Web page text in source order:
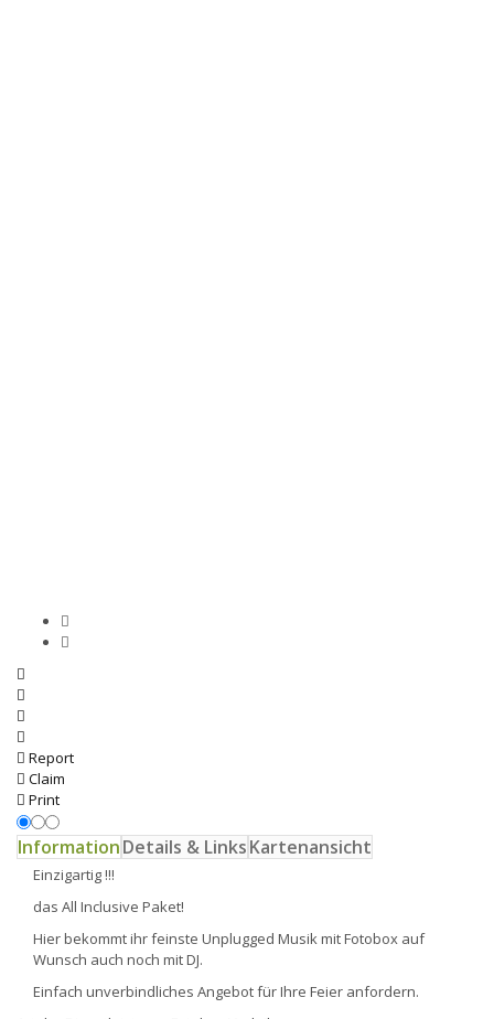
Report
Claim
Print
InformationDetails & LinksKartenansicht
Einzigartig !!!
das All Inclusive Paket!
Hier bekommt ihr feinste Unplugged Musik mit Fotobox auf
Wunsch auch noch mit DJ.
Einfach unverbindliches Angebot für Ihre Feier anfordern.